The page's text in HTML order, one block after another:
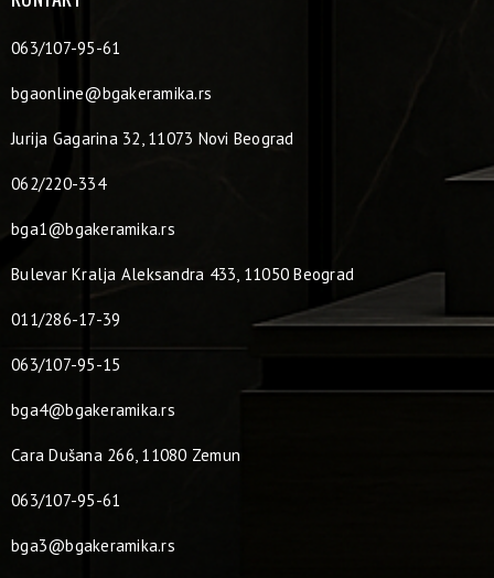
063/107-95-61
bgaonline@bgakeramika.rs
Jurija Gagarina 32, 11073 Novi Beograd
062/220-334
bga1@bgakeramika.rs
Bulevar Kralja Aleksandra 433, 11050 Beograd
011/286-17-39
063/107-95-15
bga4@bgakeramika.rs
Cara Dušana 266, 11080 Zemun
063/107-95-61
bga3@bgakeramika.rs